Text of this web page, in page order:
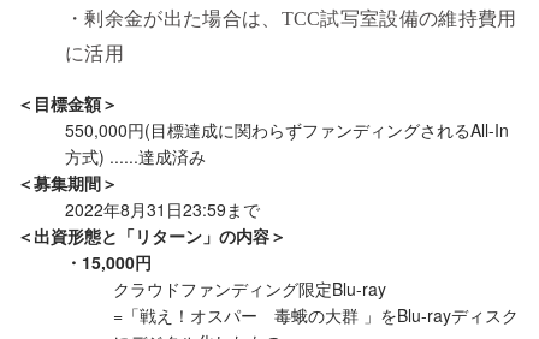
・剰余金が出た場合は、TCC試写室設備の維持費用
に活用
＜目標金額＞
550,000円(目標達成に関わらずファンディングされるAll-In
方式) ......達成済み
＜募集期間＞
2022年8月31日23:59まで
＜出資形態と「リターン」の内容＞
・15,000円
クラウドファンディング限定Blu-ray
=「戦え！オスパー 毒蛾の大群 」をBlu-rayディスク